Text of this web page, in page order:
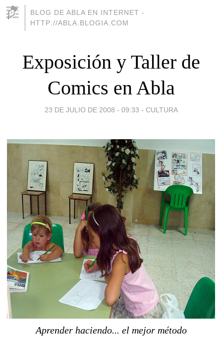
BLOG DE ABLA EN INTERNET -
HTTP://ABLA.BLOGIA.COM
Exposición y Taller de
Comics en Abla
23 DE JULIO DE 2008 - 09:33 - CULTURA
Aprender haciendo... el mejor método